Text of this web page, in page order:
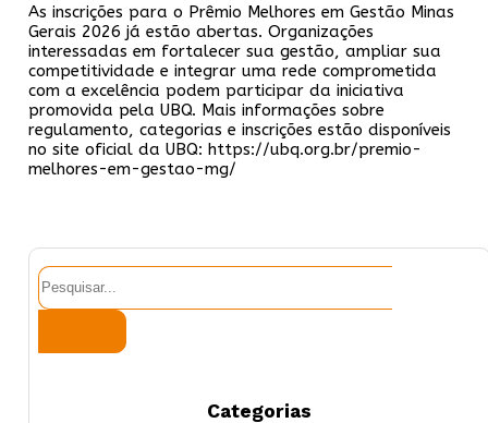
As inscrições para o Prêmio Melhores em Gestão Minas
Gerais 2026 já estão abertas. Organizações
interessadas em fortalecer sua gestão, ampliar sua
competitividade e integrar uma rede comprometida
com a excelência podem participar da iniciativa
promovida pela UBQ. Mais informações sobre
regulamento, categorias e inscrições estão disponíveis
no site oficial da UBQ: https://ubq.org.br/premio-
melhores-em-gestao-mg/
Pesquisar
Categorias